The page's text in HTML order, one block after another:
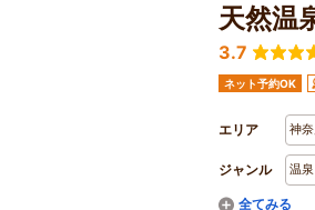
天然温
3.7
ネット予約OK
エリア 神奈
ジャンル 温